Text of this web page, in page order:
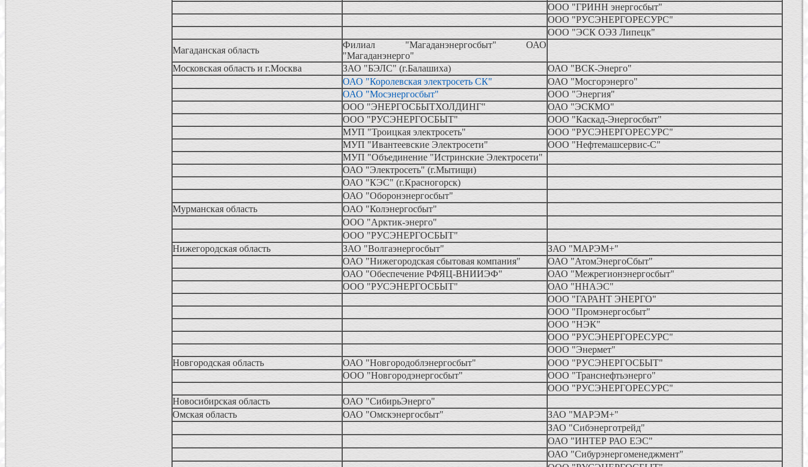
ООО "ГРИНН энергосбыт"
ООО "РУСЭНЕРГОРЕСУРС"
ООО "ЭСК ОЭЗ Липецк"
Магаданская область
Филиал "Магаданэнергосбыт" ОАО
"Магаданэнерго"
Московская область и г.Москва
ЗАО "БЭЛС" (г.Балашиха)
ОАО "ВСК-Энерго"
ОАО "Королевская электросеть СК"
ОАО "Мосгорэнерго"
ОАО "Мосэнергосбыт"
ООО "Энергия"
ООО "ЭНЕРГОСБЫТХОЛДИНГ"
ОАО "ЭСКМО"
ООО "РУСЭНЕРГОСБЫТ"
ООО "Каскад-Энергосбыт"
МУП "Троицкая электросеть"
ООО "РУСЭНЕРГОРЕСУРС"
МУП "Ивантеевские Электросети"
ООО "Нефтемашсервис-С"
МУП "Объединение "Истринские Электросети"
ОАО "Электросеть" (г.Мытищи)
ОАО "КЭС" (г.Красногорск)
ОАО "Оборонэнергосбыт"
Мурманская область
ОАО "Колэнергосбыт"
ООО "Арктик-энерго"
ООО "РУСЭНЕРГОСБЫТ"
Нижегородская область
ЗАО "Волгаэнергосбыт"
ЗАО "МАРЭМ+"
ОАО "Нижегородская сбытовая компания"
ОАО "АтомЭнергоСбыт"
ОАО "Обеспечение РФЯЦ-ВНИИЭФ"
ОАО "Межрегионэнергосбыт"
ООО "РУСЭНЕРГОСБЫТ"
ОАО "ННАЭС"
ООО "ГАРАНТ ЭНЕРГО"
ООО "Промэнергосбыт"
ООО "НЭК"
ООО "РУСЭНЕРГОРЕСУРС"
ООО "Энермет"
Новгородская область
ОАО "Новгородоблэнергосбыт"
ООО "РУСЭНЕРГОСБЫТ"
ООО "Новгородэнергосбыт"
ООО "Транснефтьэнерго"
ООО "РУСЭНЕРГОРЕСУРС"
Новосибирская область
ОАО "СибирьЭнерго"
Омская область
ОАО "Омскэнергосбыт"
ЗАО "МАРЭМ+"
ЗАО "Сибэнерготрейд"
ОАО "ИНТЕР РАО ЕЭС"
ОАО "Сибурэнергоменеджмент"